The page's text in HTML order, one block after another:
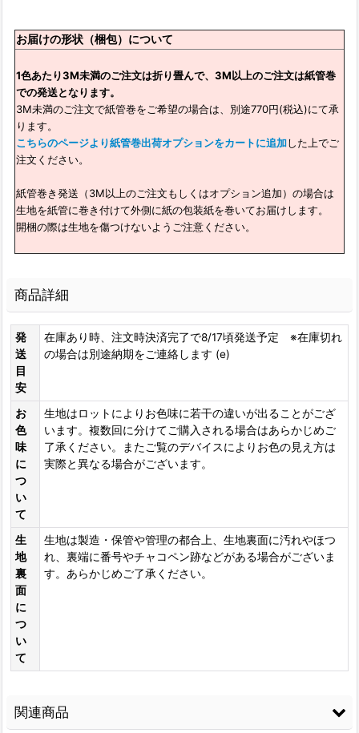
お届けの形状（梱包）について
1色あたり3M未満のご注文は折り畳んで、3M以上のご注文は紙管巻
での発送となります。
3M未満のご注文で紙管巻をご希望の場合は、別途770円(税込)にて承
ります。
こちらのページより紙管巻出荷オプションをカートに追加した上でご
注文ください。
紙管巻き発送（3M以上のご注文もしくはオプション追加）の場合は
生地を紙管に巻き付けて外側に紙の包装紙を巻いてお届けします。
開梱の際は生地を傷つけないようご注意ください。
商品詳細
発
送
目
安
在庫あり時、注文時決済完了で8/17頃発送予定 ※在庫切れ
の場合は別途納期をご連絡します (e)
お
色
味
に
つ
い
て
生地はロットによりお色味に若干の違いが出ることがござ
います。複数回に分けてご購入される場合はあらかじめご
了承ください。またご覧のデバイスによりお色の見え方は
実際と異なる場合がございます。
生
地
裏
面
に
つ
い
て
生地は製造・保管や管理の都合上、生地裏面に汚れやほつ
れ、裏端に番号やチャコペン跡などがある場合がございま
す。あらかじめご了承ください。
関連商品